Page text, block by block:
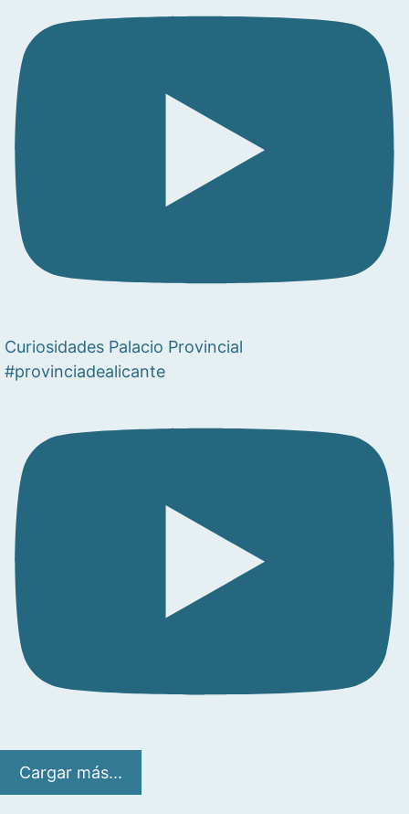
Curiosidades Palacio Provincial
#provinciadealicante
Cargar más...